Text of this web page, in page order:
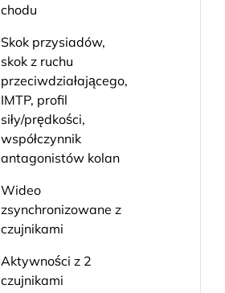
chodu
Skok przysiadów,
skok z ruchu
przeciwdziałającego,
IMTP, profil
siły/prędkości,
współczynnik
antagonistów kolan
Wideo
zsynchronizowane z
czujnikami
Aktywności z 2
czujnikami